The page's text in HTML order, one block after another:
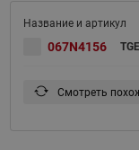
067N4156
Смотреть